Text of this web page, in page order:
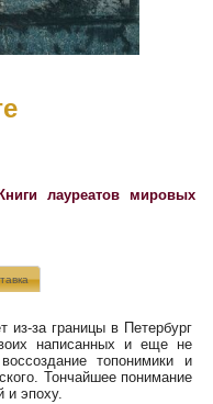
лауреатов мировых
из-за границы в Петербург
написанных и еще не
топонимики и
Тончайшее понимание
и эпоху.